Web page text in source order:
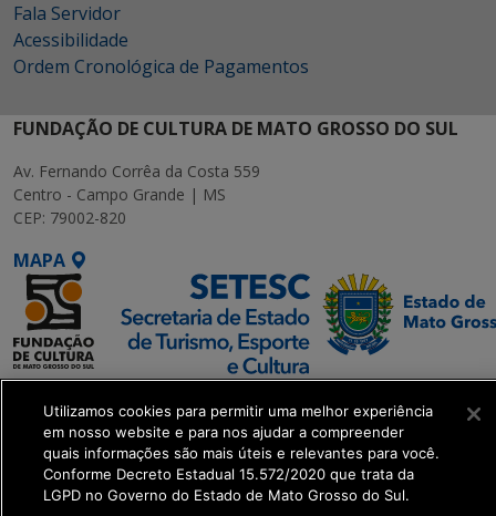
Fala Servidor
Acessibilidade
Ordem Cronológica de Pagamentos
FUNDAÇÃO DE CULTURA DE MATO GROSSO DO SUL
Av. Fernando Corrêa da Costa 559
Centro - Campo Grande | MS
CEP: 79002-820
MAPA
SETDIG | Secretaria-
Executiva de
Transformação Digital
Utilizamos cookies para permitir uma melhor experiência
em nosso website e para nos ajudar a compreender
quais informações são mais úteis e relevantes para você.
Conforme Decreto Estadual 15.572/2020 que trata da
LGPD no Governo do Estado de Mato Grosso do Sul.